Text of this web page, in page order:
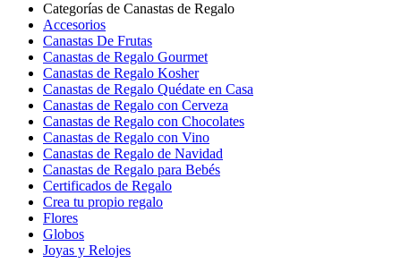
Categorías de Canastas de Regalo
Accesorios
Canastas De Frutas
Canastas de Regalo Gourmet
Canastas de Regalo Kosher
Canastas de Regalo Quédate en Casa
Canastas de Regalo con Cerveza
Canastas de Regalo con Chocolates
Canastas de Regalo con Vino
Canastas de Regalo de Navidad
Canastas de Regalo para Bebés
Certificados de Regalo
Crea tu propio regalo
Flores
Globos
Joyas y Relojes